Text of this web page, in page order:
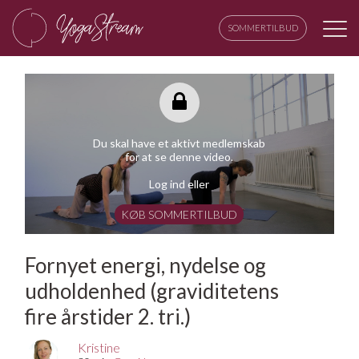
SOMMERTILBUD
Du skal have et aktivt medlemskab
for at se denne video.
Log ind eller
KØB SOMMERTILBUD
Fornyet energi, nydelse og
udholdenhed (graviditetens
fire årstider 2. tri.)
Kristine